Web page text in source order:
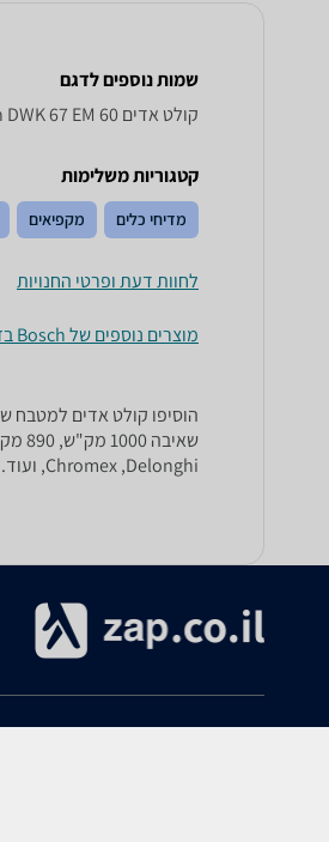
שמות נוספים לדגם
קולט אדים Bosch DWK 67 EM 60 בוש, DWK67EM60 בוש , בוש DWK67EM60
קטגוריות משלימות
מדיחי כלים מקפיאים
לחוות דעת ופרטי החנויות
מוצרים נוספים של Bosch בזאפ
הוסיפו קולט אדים למטבח
,Chromex ,Delonghi ועוד.